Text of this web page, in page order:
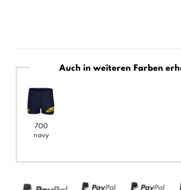
Auch in weiteren Farben
700
navy